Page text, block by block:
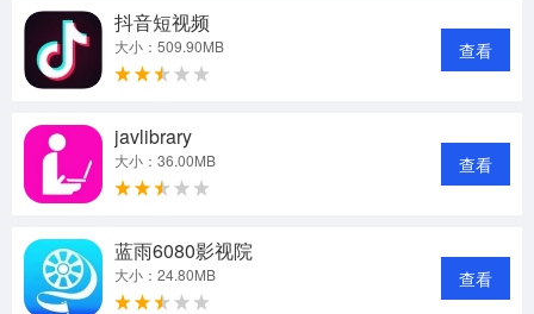
抖音短视频
大小：509.90MB 查看
javlibrary
大小：36.00MB 查看
蓝雨6080影视院
大小：24.80MB 查看